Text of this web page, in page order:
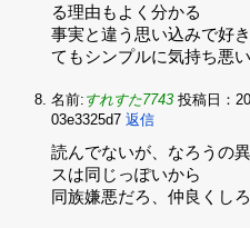
る理由もよく分かる‌
事実と違う思い込みで好
てもシンプルに気持ち悪
名前: すれすた7743 投稿日：
03e3325d7 返信
読んでないが、なろうの
スは同じっぽいから‌
同族嫌悪だろ、仲良くし